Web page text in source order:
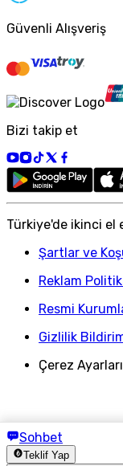
Sohbet
Teklif Yap
Güvenli Alışveriş
Bizi takip et
Türkiye'de ikinci el
Şartlar ve
Reklam
Resmi
Gizlilik
Çerez Ayarları